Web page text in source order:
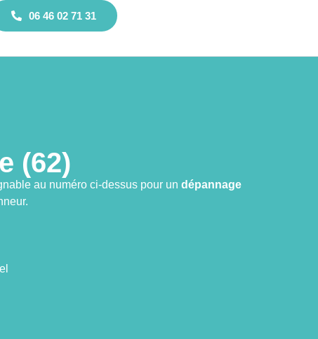
06 46 02 71 31
(62)
au numéro ci-dessus pour un dépannage